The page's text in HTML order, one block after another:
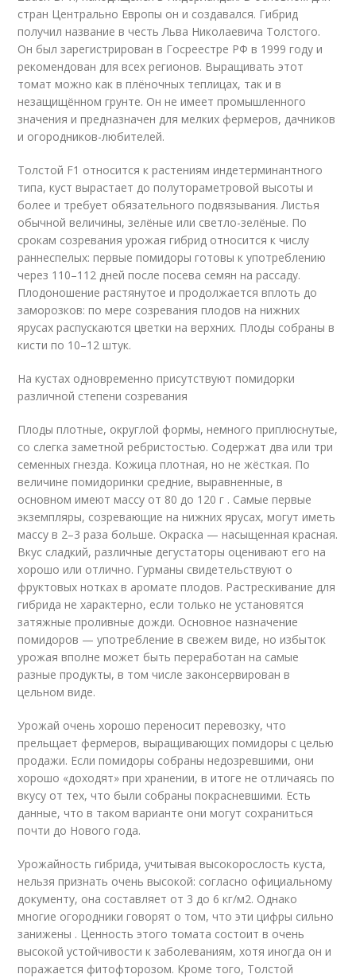
стран Центрально Европы он и создавался. Гибрид
получил название в честь Льва Николаевича Толстого.
Он был зарегистрирован в Госреестре РФ в 1999 году и
рекомендован для всех регионов. Выращивать этот
томат можно как в плёночных теплицах, так и в
незащищённом грунте. Он не имеет промышленного
значения и предназначен для мелких фермеров, дачников
и огородников-любителей.
Толстой F1 относится к растениям индетерминантного
типа, куст вырастает до полутораметровой высоты и
более и требует обязательного подвязывания. Листья
обычной величины, зелёные или светло-зелёные. По
срокам созревания урожая гибрид относится к числу
раннеспелых: первые помидоры готовы к употреблению
через 110–112 дней после посева семян на рассаду.
Плодоношение растянутое и продолжается вплоть до
заморозков: по мере созревания плодов на нижних
ярусах распускаются цветки на верхних. Плоды собраны в
кисти по 10–12 штук.
На кустах одновременно присутствуют помидорки
различной степени созревания
Плоды плотные, округлой формы, немного приплюснутые,
со слегка заметной ребристостью. Содержат два или три
семенных гнезда. Кожица плотная, но не жёсткая. По
величине помидоринки средние, выравненные, в
основном имеют массу от 80 до 120 г . Самые первые
экземпляры, созревающие на нижних ярусах, могут иметь
массу в 2–3 раза больше. Окраска — насыщенная красная.
Вкус сладкий, различные дегустаторы оценивают его на
хорошо или отлично. Гурманы свидетельствуют о
фруктовых нотках в аромате плодов. Растрескивание для
гибрида не характерно, если только не установятся
затяжные проливные дожди. Основное назначение
помидоров — употребление в свежем виде, но избыток
урожая вполне может быть переработан на самые
разные продукты, в том числе законсервирован в
цельном виде.
Урожай очень хорошо переносит перевозку, что
прельщает фермеров, выращивающих помидоры с целью
продажи. Если помидоры собраны недозревшими, они
хорошо «доходят» при хранении, в итоге не отличаясь по
вкусу от тех, что были собраны покрасневшими. Есть
данные, что в таком варианте они могут сохраниться
почти до Нового года.
Урожайность гибрида, учитывая высокорослость куста,
нельзя признать очень высокой: согласно официальному
документу, она составляет от 3 до 6 кг/м2. Однако
многие огородники говорят о том, что эти цифры сильно
занижены . Ценность этого томата состоит в очень
высокой устойчивости к заболеваниям, хотя иногда он и
поражается фитофторозом. Кроме того, Толстой